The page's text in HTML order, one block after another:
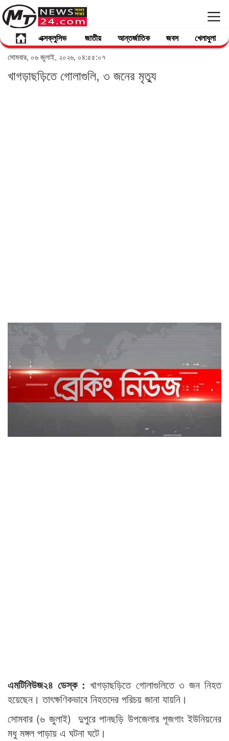
এক্সক্লুসিভ জাতীয় আন্তর্জাতিক জবস খেলাধুলা
সোমবার, ০৬ জুলাই, ২০২৬, ০৪:৫৫:০৭
খাগড়াছড়িতে গোলাগুলি, ৩ জনের মৃত্যু
এমটিনিউজ২৪ ডেস্ক :খাগড়াছড়িতে গোলাগুলিতে ৩ জন নিহত
হয়েছেন। তাৎক্ষণিকভাবে নিহতদের পরিচয় জানা যায়নি।
সোমবার (৬ জুলাই) দুপুরে পানছড়ি উপজেলার পূজগাং ইউনিয়নের
মধু মঙ্গল পাড়ায় এ ঘটনা ঘটে।